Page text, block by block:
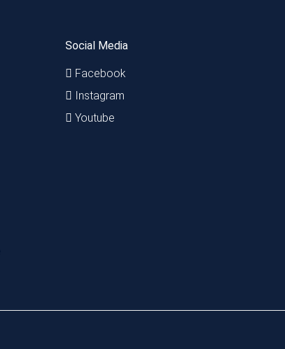
Social Media
Facebook
Instagram
Youtube